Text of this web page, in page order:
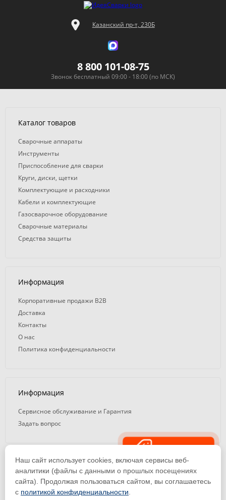
Казанский пр-т, 230Б
8 800 101-08-75
Звонок бесплатный 09:00 - 18:00 (по МСК)
Каталог товаров
Сварочные аппараты
Инструменты
Приспособление для сварки
Круги, диски, щетки
Комплектующие и расходники
Кабели и комплектующие
Газосварочное оборудование
Сварочные материалы
Средства защиты
Информация
Корпоративные продажи B2B
Доставка
Контакты
О нас
Политика конфиденциальности
Информация
Сервисное обслуживание и Гарантия
Задать вопрос
© 2008 — 2026. ООО «ТК Вэлд Плюс»
Email: ideasvarki@wp116.ru
Тел.: 8 800 101-08-75 (с 10:00 до 19:00)
Наш сайт использует cookies, включая сервисы веб-
аналитики (файлы с данными о прошлых посещениях
сайта). Продолжая пользоваться сайтом, вы соглашаетесь
с политикой конфиденциальности